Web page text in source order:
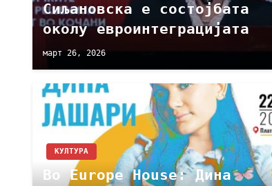
Сиљановска е состојбата
околу евроинтеграцијата
март 26, 2026
КУЛТУРА
Во Europe House: Дина